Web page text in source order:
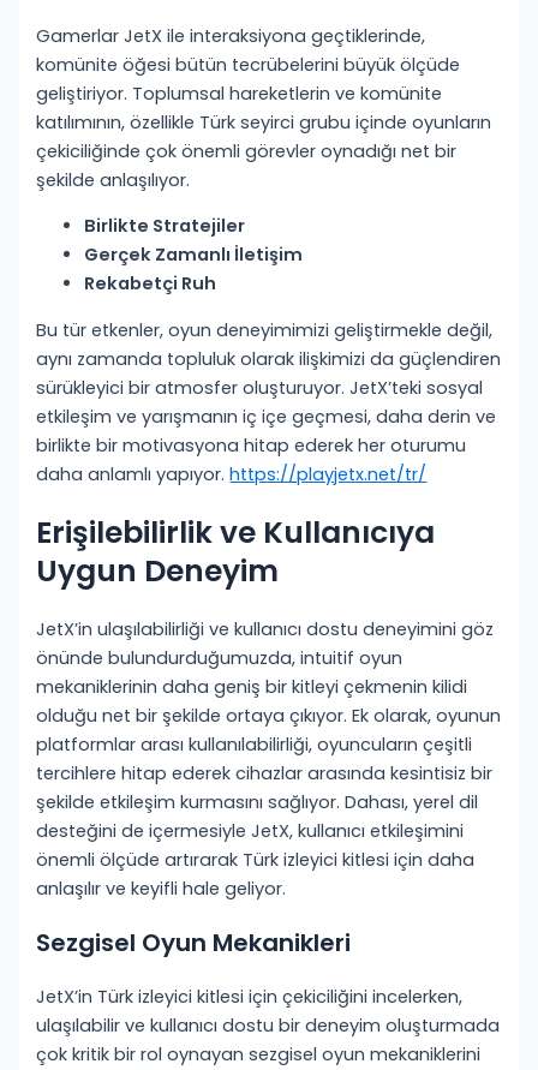
Gamerlar JetX ile interaksiyona geçtiklerinde,
komünite öğesi bütün tecrübelerini büyük ölçüde
geliştiriyor. Toplumsal hareketlerin ve komünite
katılımının, özellikle Türk seyirci grubu içinde oyunların
çekiciliğinde çok önemli görevler oynadığı net bir
şekilde anlaşılıyor.
Birlikte Stratejiler
Gerçek Zamanlı İletişim
Rekabetçi Ruh
Bu tür etkenler, oyun deneyimimizi geliştirmekle değil,
aynı zamanda topluluk olarak ilişkimizi da güçlendiren
sürükleyici bir atmosfer oluşturuyor. JetX’teki sosyal
etkileşim ve yarışmanın iç içe geçmesi, daha derin ve
birlikte bir motivasyona hitap ederek her oturumu
daha anlamlı yapıyor.https://playjetx.net/tr/
Erişilebilirlik ve Kullanıcıya
Uygun Deneyim
JetX’in ulaşılabilirliği ve kullanıcı dostu deneyimini göz
önünde bulundurduğumuzda, intuitif oyun
mekaniklerinin daha geniş bir kitleyi çekmenin kilidi
olduğu net bir şekilde ortaya çıkıyor. Ek olarak, oyunun
platformlar arası kullanılabilirliği, oyuncuların çeşitli
tercihlere hitap ederek cihazlar arasında kesintisiz bir
şekilde etkileşim kurmasını sağlıyor. Dahası, yerel dil
desteğini de içermesiyle JetX, kullanıcı etkileşimini
önemli ölçüde artırarak Türk izleyici kitlesi için daha
anlaşılır ve keyifli hale geliyor.
Sezgisel Oyun Mekanikleri
JetX’in Türk izleyici kitlesi için çekiciliğini incelerken,
ulaşılabilir ve kullanıcı dostu bir deneyim oluşturmada
çok kritik bir rol oynayan sezgisel oyun mekaniklerini